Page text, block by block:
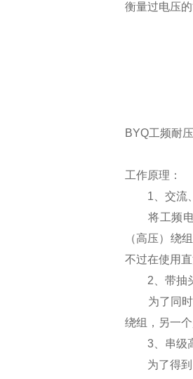
衡量过电压
BYQ工频耐
工作原理：
1、交流、
将工频电
（高压）绕
不过在使用
2、带抽头
为了同时满
绕组，另一
3、串级高
为了得到更